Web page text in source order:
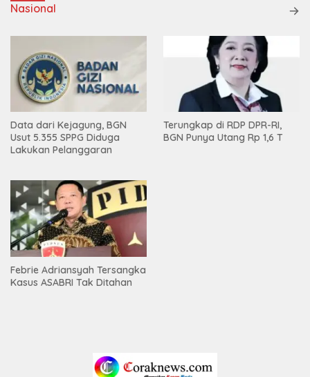
Nasional
Data dari Kejagung, BGN
Usut 5.355 SPPG Diduga
Lakukan Pelanggaran
Terungkap di RDP DPR-RI,
BGN Punya Utang Rp 1,6 T
Febrie Adriansyah Tersangka
Kasus ASABRI Tak Ditahan